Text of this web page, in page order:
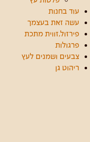
עוד בחנות
עשה זאת בעצמך
פירזול,זווית מתכת
פרגולות
צבעים ושמנים לעץ
ריהוט גן